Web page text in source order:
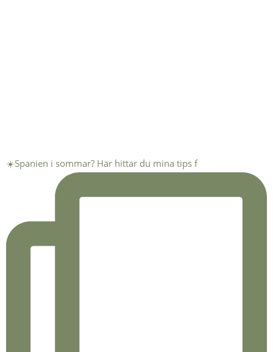
☀️Spanien i sommar? Här hittar du mina tips f